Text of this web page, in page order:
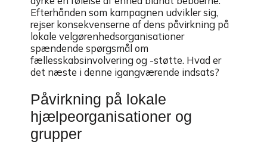
Efterhånden som kampagnen udvikler sig,
rejser konsekvenserne af dens påvirkning på
lokale velgørenhedsorganisationer
spændende spørgsmål om
fællesskabsinvolvering og -støtte. Hvad er
det næste i denne igangværende indsats?
Påvirkning på lokale
hjælpeorganisationer og
grupper